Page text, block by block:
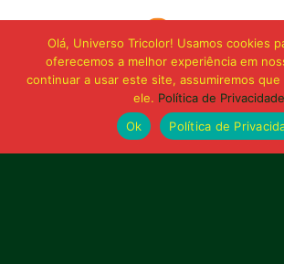
Olá, Universo Tricolor! Usamos cookies
oferecemos a melhor experiência em
continuar a usar este site, assumiremos
ele. Política de Privacidade
Ok
Política de